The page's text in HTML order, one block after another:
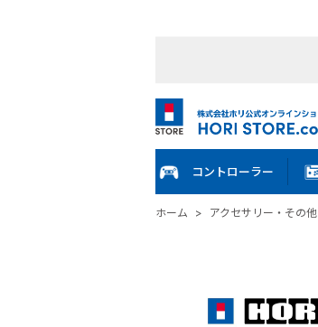
コントローラー
ホーム > アクセサリー・その他